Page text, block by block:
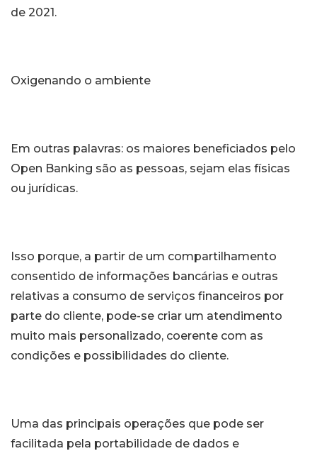
de 2021.
Oxigenando o ambiente
Em outras palavras: os maiores beneficiados pelo
Open Banking são as pessoas, sejam elas físicas
ou jurídicas.
Isso porque, a partir de um compartilhamento
consentido de informações bancárias e outras
relativas a consumo de serviços financeiros por
parte do cliente, pode-se criar um atendimento
muito mais personalizado, coerente com as
condições e possibilidades do cliente.
Uma das principais operações que pode ser
facilitada pela portabilidade de dados e